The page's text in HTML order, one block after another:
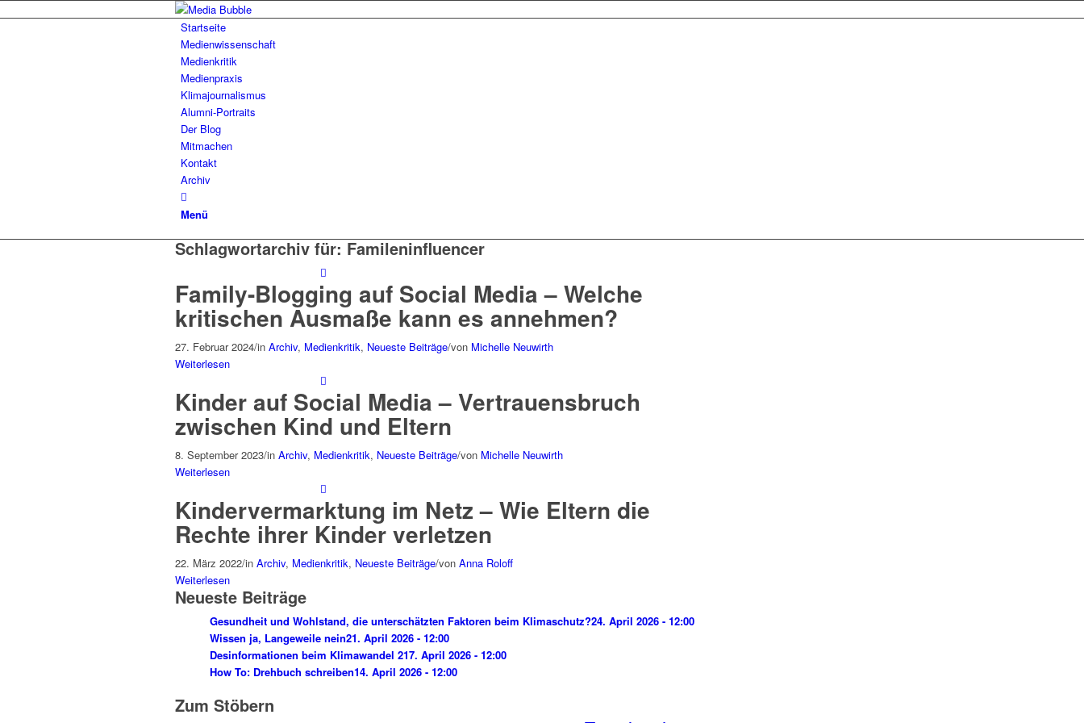
Startseite
Medienwissenschaft
Medienkritik
Medienpraxis
Klimajournalismus
Alumni-Portraits
Der Blog
Mitmachen
Kontakt
Archiv
Menü
Schlagwortarchiv für: Famileninfluencer
Family-Blogging auf Social Media – Welche
kritischen Ausmaße kann es annehmen?
27. Februar 2024/in Archiv, Medienkritik, Neueste Beiträge/von Michelle Neuwirth
Weiterlesen
Kinder auf Social Media – Vertrauensbruch
zwischen Kind und Eltern
8. September 2023/in Archiv, Medienkritik, Neueste Beiträge/von Michelle Neuwirth
Weiterlesen
Kindervermarktung im Netz – Wie Eltern die
Rechte ihrer Kinder verletzen
22. März 2022/in Archiv, Medienkritik, Neueste Beiträge/von Anna Roloff
Weiterlesen
Neueste Beiträge
Gesundheit und Wohlstand, die unterschätzten Faktoren beim Klimaschutz?24. April 2026 - 12:00
Wissen ja, Langeweile nein21. April 2026 - 12:00
Desinformationen beim Klimawandel 217. April 2026 - 12:00
How To: Drehbuch schreiben14. April 2026 - 12:00
Zum Stöbern